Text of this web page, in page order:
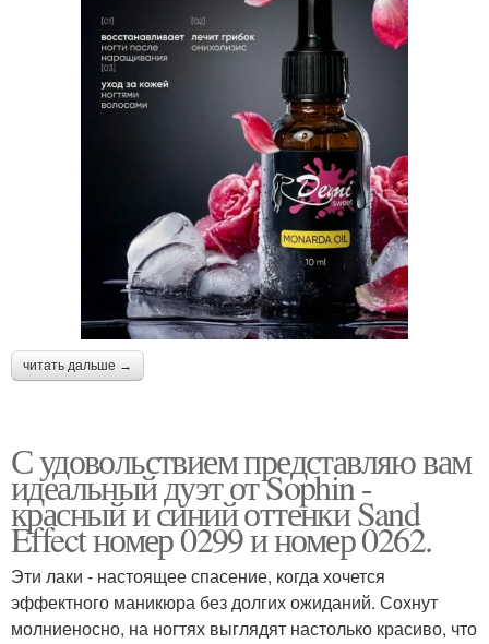
читать дальше →
С удовольствием представляю вам
идеальный дуэт от Sophin -
красный и синий оттенки Sand
Effect номер 0299 и номер 0262.
Эти лаки - настоящее спасение, когда хочется
эффектного маникюра без долгих ожиданий. Сохнут
молниеносно, на ногтях выглядят настолько красиво, что